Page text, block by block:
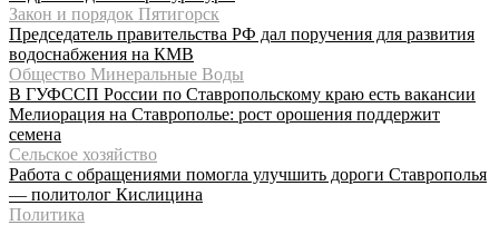
Закон и порядок Пятигорск
Председатель правительства РФ дал поручения для развития
водоснабжения на КМВ
Общество Минеральные Воды
В ГУФССП России по Ставропольскому краю есть вакансии
Мелиорация на Ставрополье: рост орошения поддержит
семена
Сельское хозяйство
Работа с обращениями помогла улучшить дороги Ставрополья
— политолог Кислицина
Политика